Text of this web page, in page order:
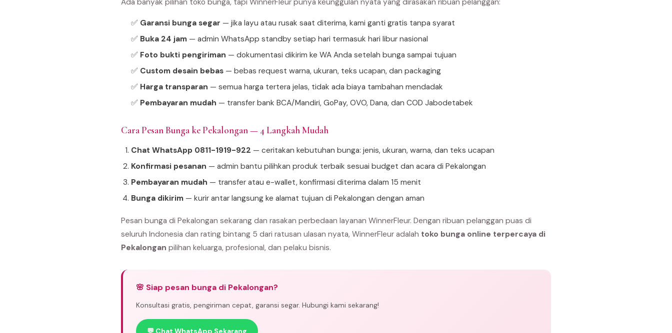
✅ Garansi bunga segar — jika layu atau rusak saat diterima, kami ganti gratis tanpa syarat
✅ Buka 24 jam — admin WhatsApp standby setiap hari termasuk hari libur nasional
✅ Foto bukti pengiriman — dokumentasi dikirim ke WA Anda setelah bunga sampai tujuan
✅ Custom desain bebas — bebas request warna, ukuran, teks ucapan, dan packaging
✅ Harga transparan — semua harga tertera jelas, tidak ada biaya tambahan mendadak
✅ Pembayaran mudah — transfer bank BCA/Mandiri, GoPay, OVO, Dana, dan COD Jabodetabek
Cara Pesan Bunga ke Pekalongan — 4 Langkah Mudah
Chat WhatsApp 0811-1919-922 — ceritakan kebutuhan bunga: jenis, ukuran, warna, dan teks ucapan
Konfirmasi pesanan — admin bantu pilihkan produk terbaik sesuai budget dan acara di Pekalongan
Pembayaran mudah — transfer atau e-wallet, konfirmasi diterima dalam 15 menit
Bunga dikirim — kurir antar langsung ke alamat tujuan di Pekalongan dengan aman
Pesan bunga di Pekalongan sekarang dan rasakan perbedaan layanan WinnerFleur. Dengan ribuan pelanggan puas di
seluruh Indonesia dan rating bintang 5 dari ratusan ulasan nyata, WinnerFleur adalah toko bunga online terpercaya di
Pekalongan pilihan keluarga, profesional, dan pelaku bisnis.
🌸 Siap pesan bunga di Pekalongan?
Konsultasi gratis, pengiriman cepat, garansi segar. Hubungi kami sekarang!
💬 Chat WhatsApp Sekarang